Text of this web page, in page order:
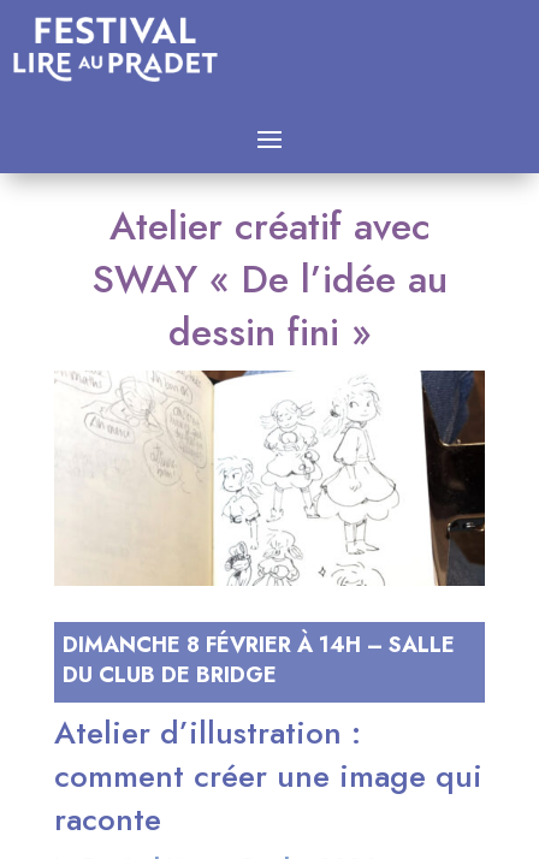
Atelier créatif avec
SWAY « De l’idée au
dessin fini »
DIMANCHE 8 FÉVRIER À 14H – SALLE
DU CLUB DE BRIDGE
Atelier d’illustration :
comment créer une image qui
raconte